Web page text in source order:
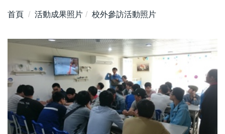
區
首頁 活動成果照片 校外參訪活動照片